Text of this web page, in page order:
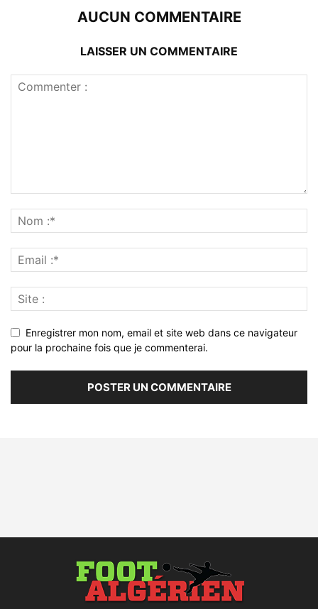
AUCUN COMMENTAIRE
LAISSER UN COMMENTAIRE
Enregistrer mon nom, email et site web dans ce navigateur
pour la prochaine fois que je commenterai.